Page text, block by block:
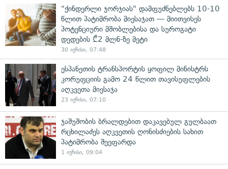
"ქინდერლი ჯორჯიას" დამფუძნებლებს 10-10
წლით პატიმრობა მიესაჯათ — მიითვისეს
პოტენციური მშობლებისა და სუროგატი
დედების ₾2 მლნ-ზე მეტი
30 ივნისი, 07:48
ესპანეთის ტრანსპორტის ყოფილ მინისტრს
კორუფციის გამო 24 წლით თავისუფლების
აღკვეთა მიესაჯა
23 ივნისი, 07:10
ჯაშუშობის ბრალდებით დაკავებულ გულბაათ
რცხილაძეს აღკვეთის ღონისძიების სახით
პატიმრობა შეეფარდა
1 ივნისი, 09:04